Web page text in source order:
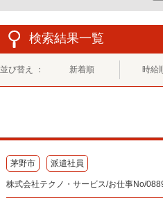
検索結果一覧
並び替え ： 新着順 時給
茅野市 派遣社員
株式会社テクノ・サービス/お仕事No/